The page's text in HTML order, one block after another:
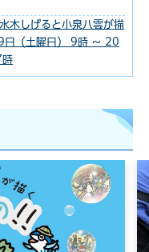
木しげると小泉八雲が描
（土曜日） 9時 ～ 20
時